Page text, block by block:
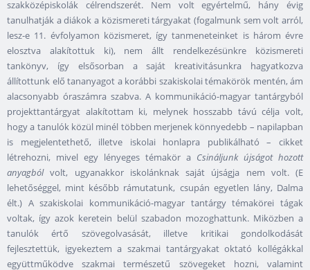
szakközépiskolák célrendszerét. Nem volt egyértelmű, hány évig
tanulhatják a diákok a közismereti tárgyakat (fogalmunk sem volt arról,
lesz-e 11. évfolyamon közismeret, így tanmeneteinket is három évre
elosztva alakítottuk ki), nem állt rendelkezésünkre közismereti
tankönyv, így elsősorban a saját kreativitásunkra hagyatkozva
állítottunk elő tananyagot a korábbi szakiskolai témakörök mentén, ám
alacsonyabb óraszámra szabva. A kommunikáció-magyar tantárgyból
projekttantárgyat alakítottam ki, melynek hosszabb távú célja volt,
hogy a tanulók közül minél többen merjenek könnyedebb – napilapban
is megjelentethető, illetve iskolai honlapra publikálható – cikket
létrehozni, mivel egy lényeges témakör a Csináljunk újságot hozott
anyagbólvolt, ugyanakkor iskolánknak saját újságja nem volt. (E
lehetőséggel, mint később rámutatunk, csupán egyetlen lány, Dalma
élt.) A szakiskolai kommunikáció-magyar tantárgy témakörei tágak
voltak, így azok keretein belül szabadon mozoghattunk. Miközben a
tanulók értő szövegolvasását, illetve kritikai gondolkodását
fejlesztettük, igyekeztem a szakmai tantárgyakat oktató kollégákkal
együttműködve szakmai természetű szövegeket hozni, valamint